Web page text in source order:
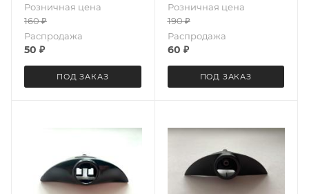
Розничная цена
160₽
Распродажа
50 ₽
ПОД ЗАКАЗ
Peugeot 307 Lifan
X60(LED) LeTrun 3678
Розничная цена
190₽
Распродажа
60 ₽
ПОД ЗАКАЗ